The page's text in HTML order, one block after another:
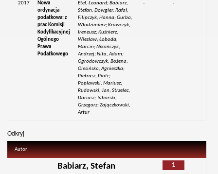
2017
Nowa
ordynacja
podatkowa: z
prac Komisji
Kodyfikacyjnej
Ogólnego
Prawa
Podatkowego
Etel, Leonard; Babiarz,
Stefan; Dowgier, Rafał;
Filipczyk, Hanna; Gurba,
Włodzimierz; Krawczyk,
Ireneusz; Kuśnierz,
Wiesław; Łoboda,
Marcin; Nikończyk,
Andrzej; Nita, Adam;
Ogrodowczyk, Bożena;
Olesińska, Agnieszka;
Pietrasz, Piotr;
Popławski, Mariusz;
Rudowski, Jan; Strzelec,
Dariusz; Taborski,
Grzegorz; Zajączkowski,
Artur
- -
Odkryj
Autor
1
Babiarz, Stefan